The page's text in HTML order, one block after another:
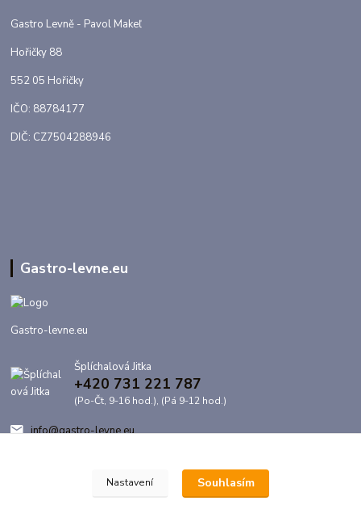
Gastro Levně - Pavol Makeľ
Hořičky 88
552 05 Hořičky
IČO: 88784177
DIČ: CZ7504288946
Gastro-levne.eu
Gastro-levne.eu
Šplíchalová Jitka
+420 731 221 787
(Po-Čt, 9-16 hod.), (Pá 9-12 hod.)
info@gastro-levne.eu
Nastavení Souhlasím